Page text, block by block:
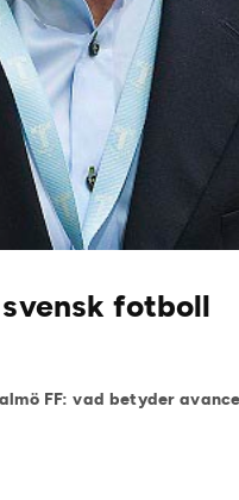
fotboll
FF: vad betyder